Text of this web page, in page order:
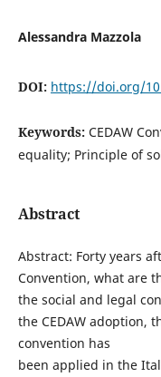
Alessandra Mazzola
DOI: https://doi.org/
Keywords: CEDAW
equality; Principle of
Abstract
Abstract: Forty years
Convention, what are
the social and legal
the CEDAW adoption,
convention has
been applied in the